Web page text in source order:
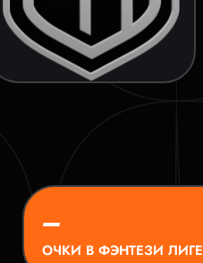
–
ОЧКИ В ФЭНТЕЗИ ЛИГЕ